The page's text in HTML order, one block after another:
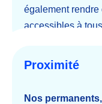
également rendre
accessibles à
Proximité
Nos